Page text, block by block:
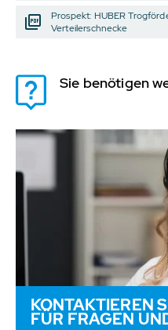
Prospekt: HUBER
Verteilerschnecke
Sie benötigen
KONTAKTIEREN
FÜR FRAGEN